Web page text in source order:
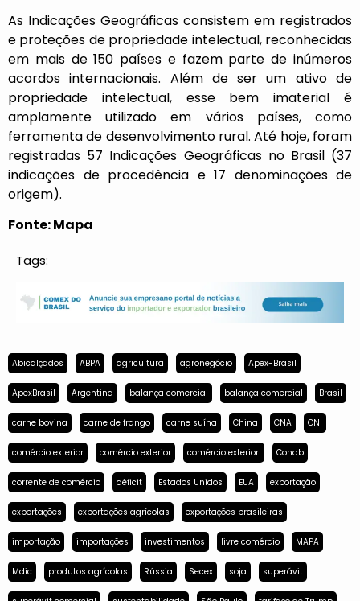
As Indicações Geográficas consistem em registrados
e proteções de propriedade intelectual, reconhecidas
em mais de 150 países e fazem parte de inúmeros
acordos internacionais. Além de ser um ativo de
propriedade intelectual, esse bem imaterial é
amplamente utilizado em vários países, como
ferramenta de desenvolvimento rural. Até hoje, foram
registradas 57 Indicações Geográficas no Brasil (37
indicações de procedência e 17 denominações de
origem).
Fonte: Mapa
Tags:
Abicalçados ABPA agricultura agronegócio Apex-Brasil
ApexBrasil Argentina balança comercial balança comercial Brasil
carne bovina carne de frango carne suína China CNA CNI
comércio exterior comércio exterior comércio exterior. Conab
corrente de comércio déficit Estados Unidos EUA exportação
exportações exportações agrícolas exportações brasileiras
importação importações investimentos livre comércio MAPA
Mdic produtos agrícolas Rússia Secex soja superávit